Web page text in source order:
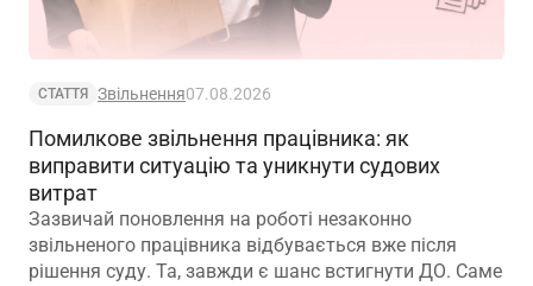
СТАТТЯ Звільнення07.08.2026
Помилкове звільнення працівника: як
виправити ситуацію та уникнути судових
витрат
Зазвичай поновлення на роботі незаконно
звільненого працівника відбувається вже після
рішення суду. Та, завжди є шанс встигнути ДО. Саме